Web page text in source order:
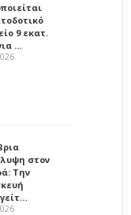
9 εκατ.
…
στον
Την